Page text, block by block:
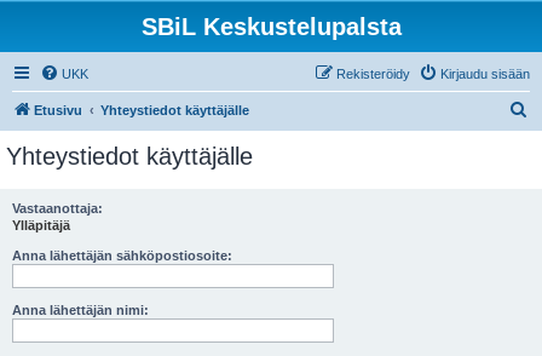
SBiL Keskustelupalsta
UKK Kirjaudu sisään
Rekisteröidy
Etusivu Yhteystiedot käyttäjälle
Yhteystiedot käyttäjälle
Vastaanottaja:
Ylläpitäjä
Anna lähettäjän sähköpostiosoite:
Anna lähettäjän nimi: